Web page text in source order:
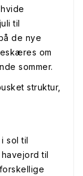
til
de nye
om
sommer.
struktur,
sol til
til